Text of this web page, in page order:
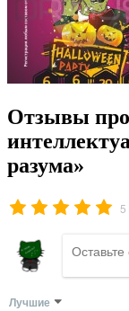
Отзывы
разума»
5
Лучшие